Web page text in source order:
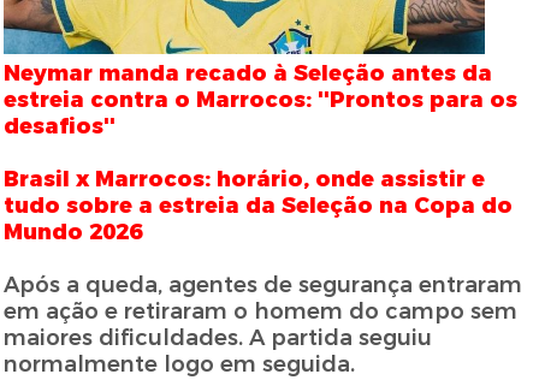
Neymar manda recado à Seleção antes da
estreia contra o Marrocos: ''Prontos para os
desafios''
Brasil x Marrocos: horário, onde assistir e
tudo sobre a estreia da Seleção na Copa do
Mundo 2026
Após a queda, agentes de segurança entraram
em ação e retiraram o homem do campo sem
maiores dificuldades. A partida seguiu
normalmente logo em seguida.